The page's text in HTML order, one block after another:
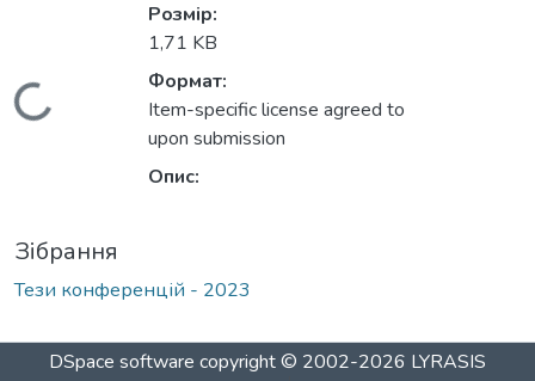
Вантажиться...
Розмір:
1,71 KB
Формат:
Item-specific license agreed to
upon submission
Опис:
Зібрання
Тези конференцій - 2023
DSpace software copyright © 2002-2026 LYRASIS